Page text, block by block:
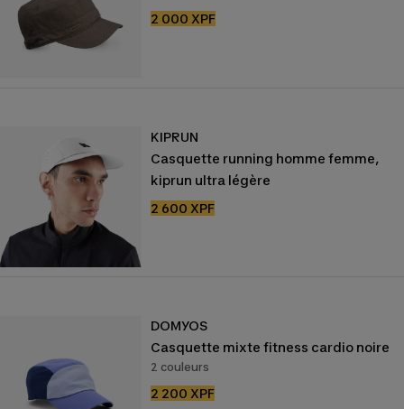
Prix
2 000 XPF
KIPRUN
Casquette running homme femme,
kiprun ultra légère
Prix
2 600 XPF
DOMYOS
Casquette mixte fitness cardio noire
2 couleurs
Prix
2 200 XPF